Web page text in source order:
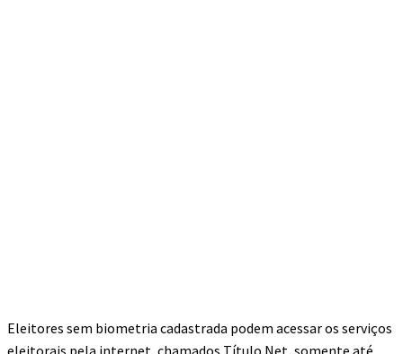
Eleitores sem biometria cadastrada podem acessar os serviços
eleitorais pela internet, chamados Título Net, somente até